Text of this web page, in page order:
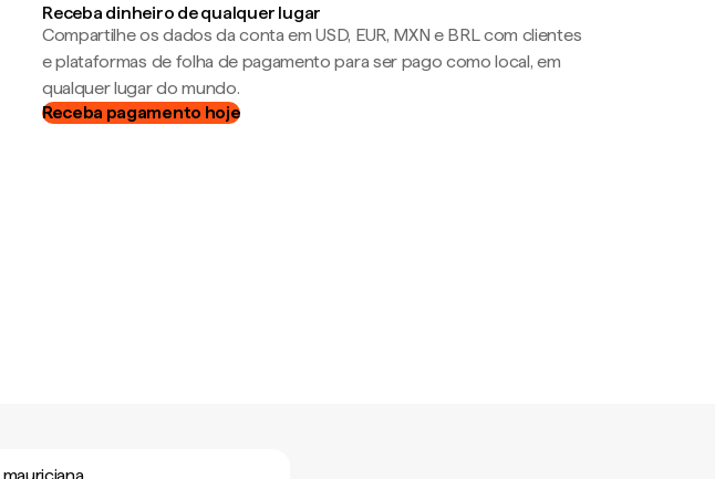
Receba dinheiro de qualquer lugar
Compartilhe os dados da conta em USD, EUR, MXN e BRL com clientes
e plataformas de folha de pagamento para ser pago como local, em
qualquer lugar do mundo.
Receba pagamento hoje